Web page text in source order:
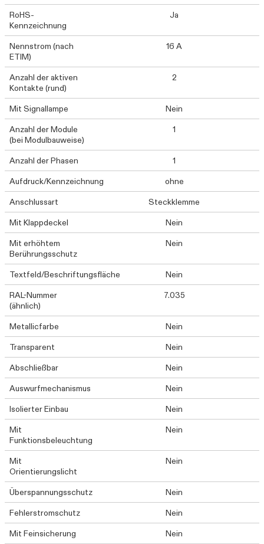
RoHS-
Kennzeichnung
Ja
Nennstrom (nach
ETIM)
16 A
Anzahl der aktiven
Kontakte (rund)
2
Mit Signallampe
Nein
Anzahl der Module
(bei Modulbauweise)
1
Anzahl der Phasen
1
Aufdruck/Kennzeichnung
ohne
Anschlussart
Steckklemme
Mit Klappdeckel
Nein
Mit erhöhtem
Berührungsschutz
Nein
Textfeld/Beschriftungsfläche
Nein
RAL-Nummer
(ähnlich)
7.035
Metallicfarbe
Nein
Transparent
Nein
Abschließbar
Nein
Auswurfmechanismus
Nein
Isolierter Einbau
Nein
Mit
Funktionsbeleuchtung
Nein
Mit
Orientierungslicht
Nein
Überspannungsschutz
Nein
Fehlerstromschutz
Nein
Mit Feinsicherung
Nein